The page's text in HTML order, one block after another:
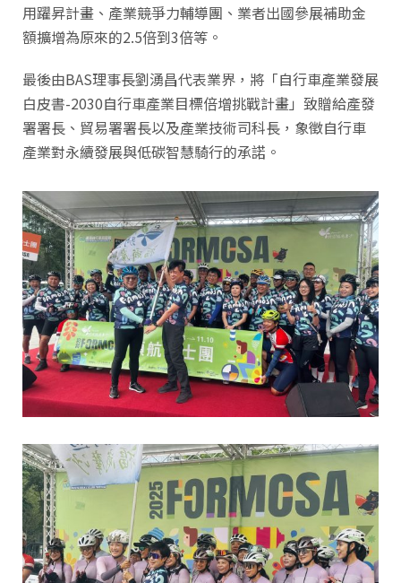
用躍昇計畫、產業競爭力輔導團、業者出國參展補助金
額擴增為原來的2.5倍到3倍等。
最後由BAS理事長劉湧昌代表業界，將「自行車產業發展
白皮書-2030自行車產業目標倍增挑戰計畫」致贈給產發
署署長、貿易署署長以及產業技術司科長，象徵自行車
產業對永續發展與低碳智慧騎行的承諾。